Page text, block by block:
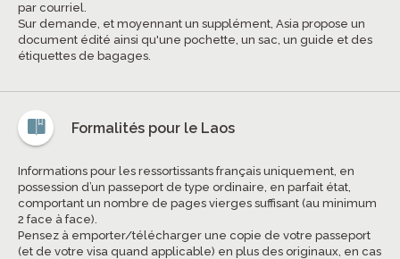
par courriel.
Sur demande, et moyennant un supplément, Asia propose un
document édité ainsi qu'une pochette, un sac, un guide et des
étiquettes de bagages.
Formalités pour le Laos
Informations pour les ressortissants français uniquement, en
possession d’un passeport de type ordinaire, en parfait état,
comportant un nombre de pages vierges suffisant (au minimum
2 face à face).
Pensez à emporter/télécharger une copie de votre passeport
(et de votre visa quand applicable) en plus des originaux, en cas